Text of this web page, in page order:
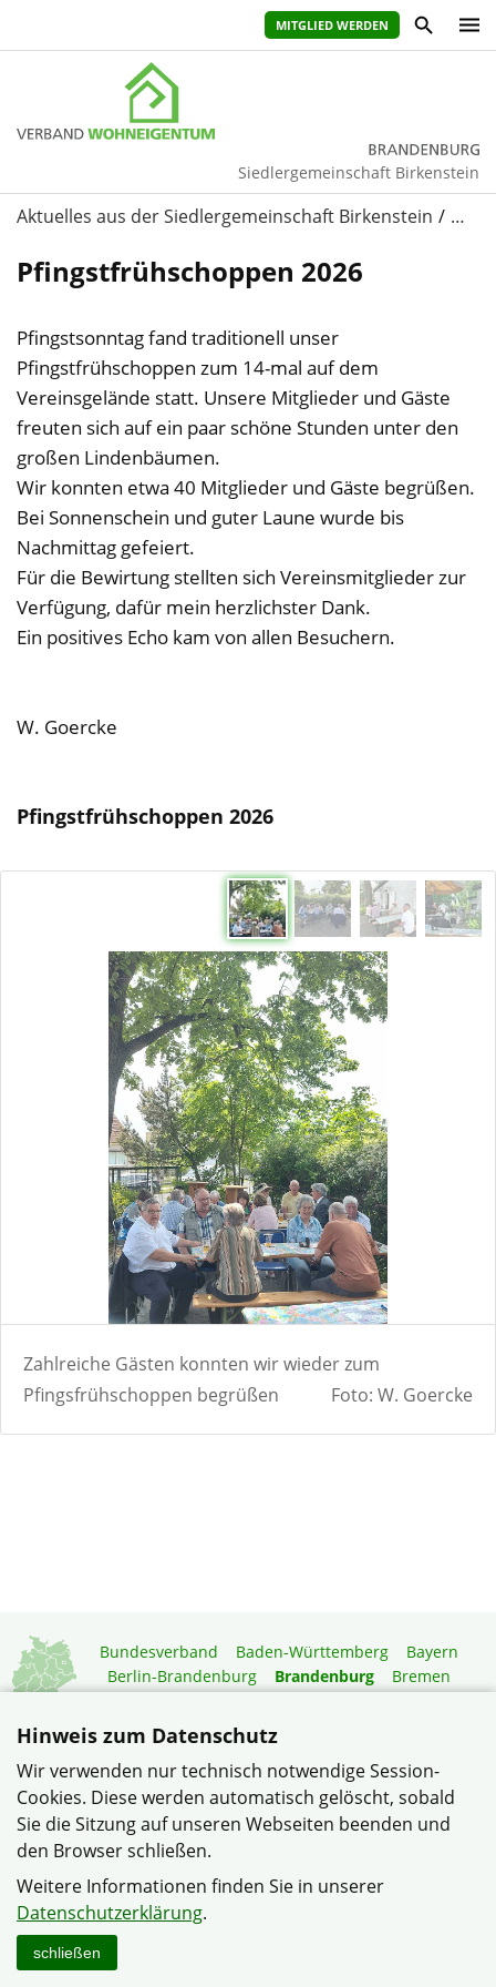
MITGLIED WERDEN
Siedlergemeinschaft Birkenstein
Aktuelles aus der Siedlergemeinschaft Birkenstein …
Pfingstfrühschoppen 2026
Pfingstsonntag fand traditionell unser
Pfingstfrühschoppen zum 14-mal auf dem
Vereinsgelände statt. Unsere Mitglieder und Gäste
freuten sich auf ein paar schöne Stunden unter den
großen Lindenbäumen.
Wir konnten etwa 40 Mitglieder und Gäste begrüßen.
Bei Sonnenschein und guter Laune wurde bis
Nachmittag gefeiert.
Für die Bewirtung stellten sich Vereinsmitglieder zur
Verfügung, dafür mein herzlichster Dank.
Ein positives Echo kam von allen Besuchern.
W. Goercke
Pfingstfrühschoppen 2026
Zahlreiche Gästen konnten wir wieder zum
Pfingsfrühschoppen begrüßen
Foto: W. Goercke
Bundesverband Baden-Württemberg
Bayern
Berlin-Brandenburg
Brandenburg
Bremen
Niedersachsen
Rheinland-Pfalz
Saarland
Sachsen-Anhalt
Schleswig-Holstein
Thüringen
Mitgliedermagazin
Gartenberatung
© Siedlergemeinschaft Birkenstein im Verband
Wohneigentum Landesverband Brandenburg e.V.
Datenschutzerklärung
Hinweis zum Datenschutz
Wir verwenden nur technisch notwendige Session-
Cookies. Diese werden automatisch gelöscht, sobald
Sie die Sitzung auf unseren Webseiten beenden und
den Browser schließen.
Weitere Informationen finden Sie in unserer
Datenschutzerklärung.
schließen